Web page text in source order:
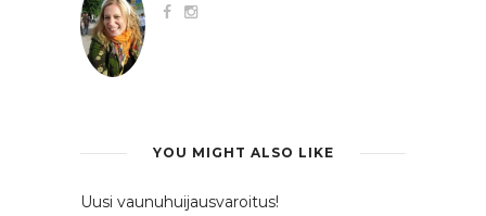
YOU MIGHT ALSO LIKE
Uusi vaunuhuijausvaroitus!